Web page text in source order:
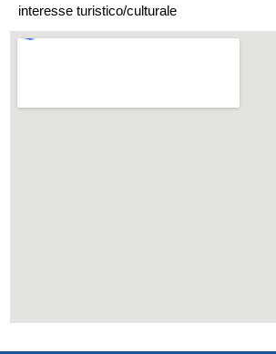
interesse turistico/culturale